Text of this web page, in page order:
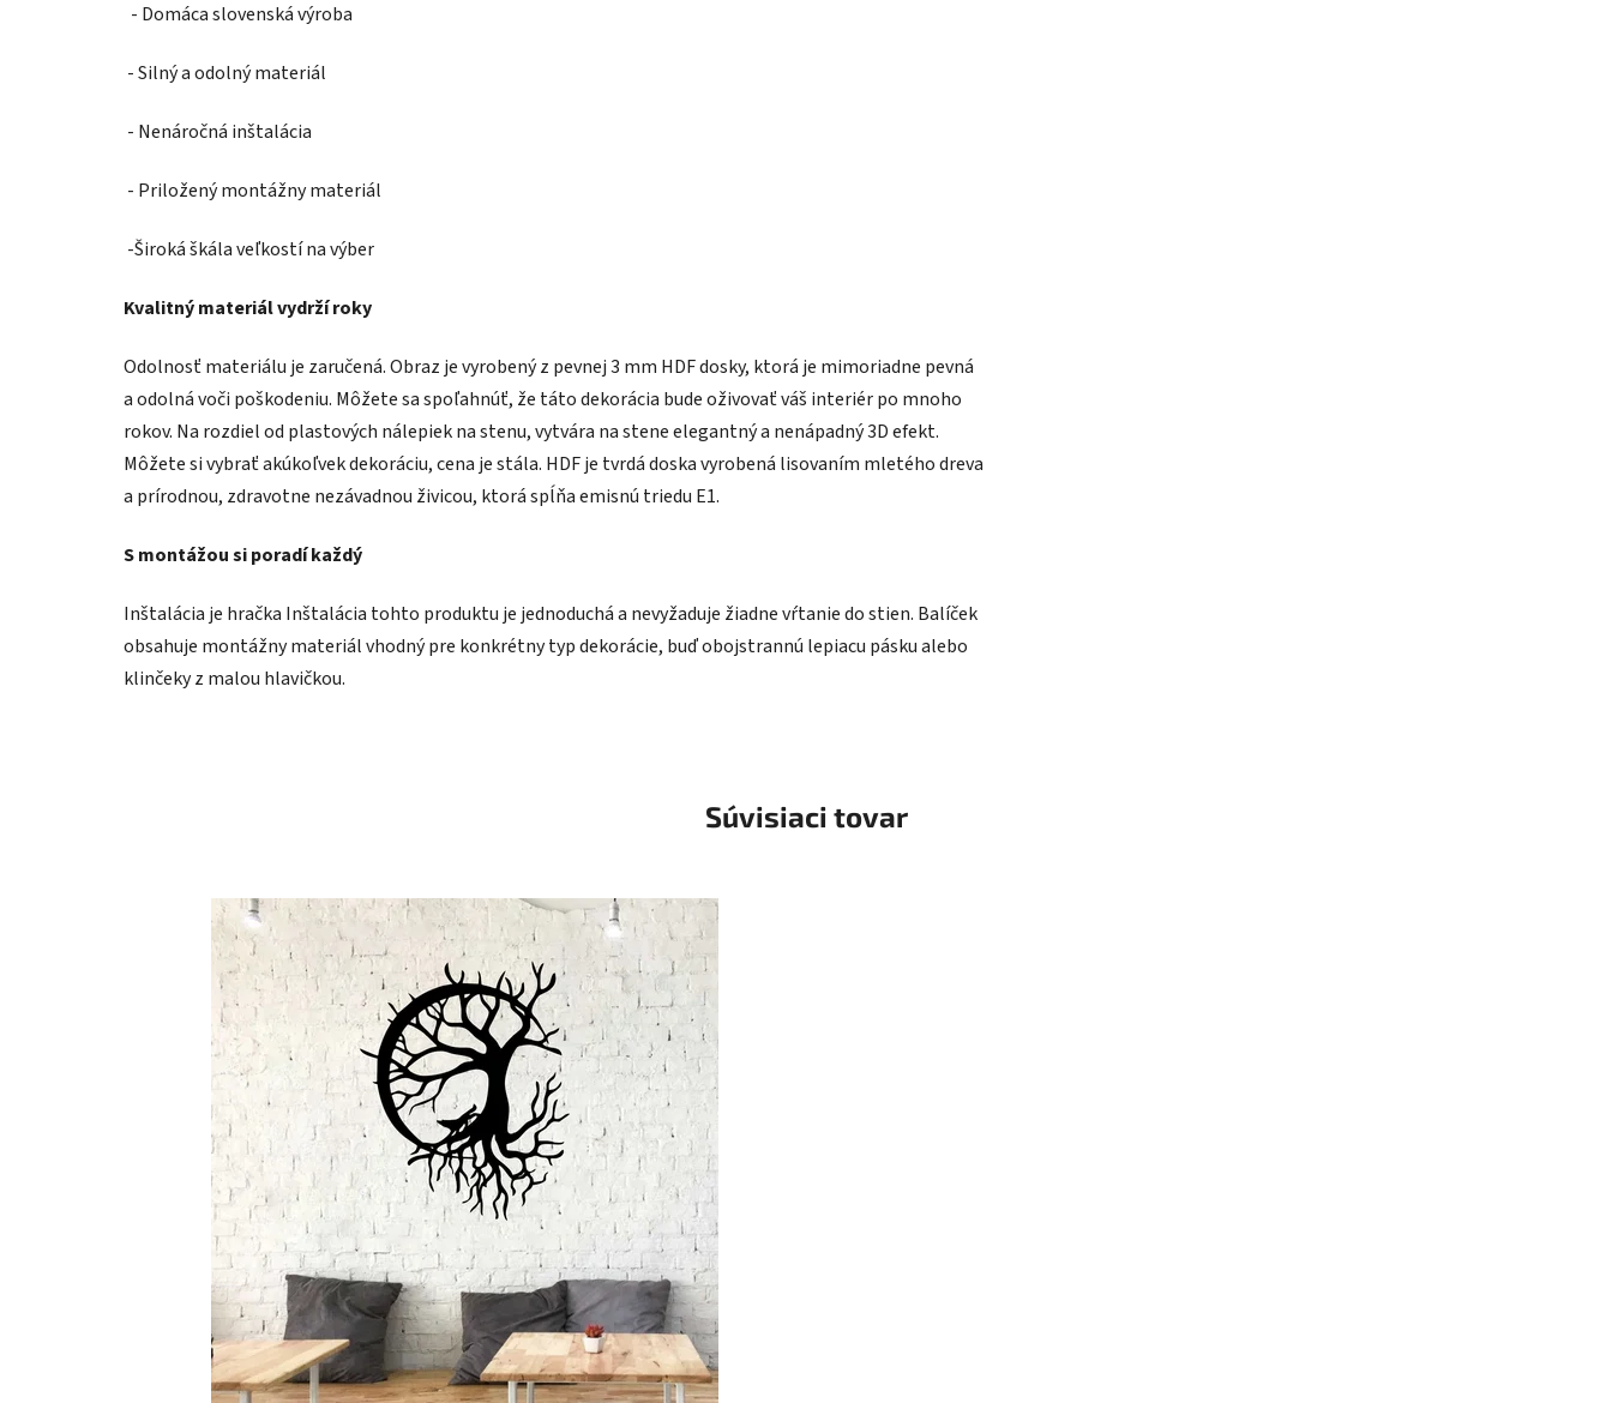
- Domáca slovenská výroba
- Silný a odolný materiál
- Nenáročná inštalácia
- Priložený montážny materiál
-Široká škála veľkostí na výber
Kvalitný materiál vydrží roky
Odolnosť materiálu je zaručená. Obraz je vyrobený z pevnej 3 mm HDF dosky, ktorá je mimoriadne pevná
a odolná voči poškodeniu. Môžete sa spoľahnúť, že táto dekorácia bude oživovať váš interiér po mnoho
rokov. Na rozdiel od plastových nálepiek na stenu, vytvára na stene elegantný a nenápadný 3D efekt.
Môžete si vybrať akúkoľvek dekoráciu, cena je stála. HDF je tvrdá doska vyrobená lisovaním mletého dreva
a prírodnou, zdravotne nezávadnou živicou, ktorá spĺňa emisnú triedu E1.
S montážou si poradí každý
Inštalácia je hračka Inštalácia tohto produktu je jednoduchá a nevyžaduje žiadne vŕtanie do stien. Balíček
obsahuje montážny materiál vhodný pre konkrétny typ dekorácie, buď obojstrannú lepiacu pásku alebo
klinčeky z malou hlavičkou.
Súvisiaci tovar